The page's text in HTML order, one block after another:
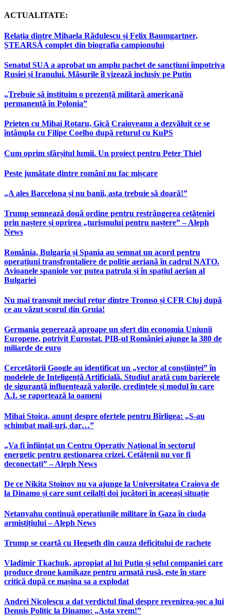
ACTUALITATE:
Relația dintre Mihaela Rădulescu și Felix Baumgartner,
ȘTEARSĂ complet din biografia campionului
Senatul SUA a aprobat un amplu pachet de sancțiuni împotriva
Rusiei și Iranului. Măsurile îl vizează inclusiv pe Putin
„Trebuie să instituim o prezență militară americană
permanentă în Polonia”
Prieten cu Mihai Rotaru, Gică Craioveanu a dezvăluit ce se
întâmpla cu Filipe Coelho după returul cu KuPS
Cum oprim sfârșitul lumii. Un proiect pentru Peter Thiel
Peste jumătate dintre români nu fac mișcare
„A ales Barcelona și nu banii, asta trebuie să doară!”
Trump semnează două ordine pentru restrângerea cetățeniei
prin naștere și oprirea „turismului pentru naștere” – Aleph
News
România, Bulgaria și Spania au semnat un acord pentru
operațiuni transfrontaliere de poliție aeriană în cadrul NATO.
Avioanele spaniole vor putea patrula și în spațiul aerian al
Bulgariei
Nu mai transmit meciul retur dintre Tromso și CFR Cluj după
ce au văzut scorul din Gruia!
Germania generează aproape un sfert din economia Uniunii
Europene, potrivit Eurostat. PIB-ul României ajunge la 380 de
miliarde de euro
Cercetătorii Google au identificat un „vector al conștiinței” în
modelele de Inteligență Artificială. Studiul arată cum barierele
de siguranță influențează valorile, credințele și modul în care
A.I. se raportează la oameni
Mihai Stoica, anunț despre ofertele pentru Bîrligea: „S-au
schimbat mail-uri, dar…”
„Va fi înființat un Centru Operativ Național în sectorul
energetic pentru gestionarea crizei. Cetățenii nu vor fi
deconectați” – Aleph News
De ce Nikita Stoinov nu va ajunge la Universitatea Craiova de
la Dinamo și care sunt ceilalți doi jucători în aceeași situație
Netanyahu continuă operațiunile militare în Gaza în ciuda
armistițiului – Aleph News
Trump se ceartă cu Hegseth din cauza deficitului de rachete
Vladimir Tkachuk, apropiat al lui Putin și șeful companiei care
produce drone kamikaze pentru armată rusă, este în stare
critică după ce mașina sa a explodat
Andrei Nicolescu a dat verdictul final despre revenirea-șoc a lui
Dennis Politic la Dinamo: „Asta vrem!”